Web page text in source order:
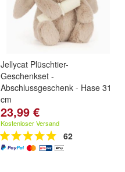
Jellycat Plüschtier-
Geschenkset -
Abschlussgeschenk - Hase 31
cm
23,99 €
Kostenloser Versand
62